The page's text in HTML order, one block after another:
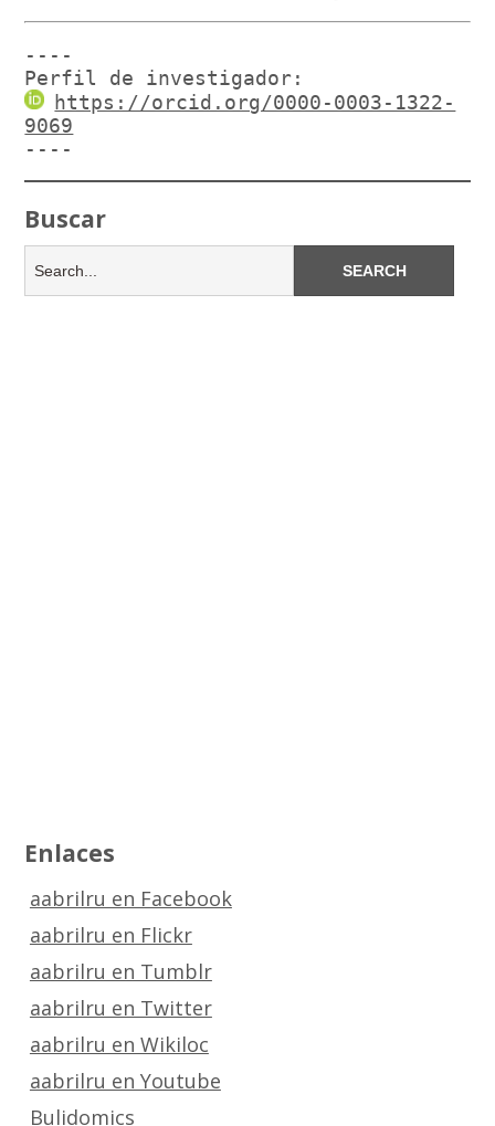
----
Perfil de investigador:
https://orcid.org/0000-0003-1322-
9069
----
Buscar
Enlaces
aabrilru en Facebook
aabrilru en Flickr
aabrilru en Tumblr
aabrilru en Twitter
aabrilru en Wikiloc
aabrilru en Youtube
Bulidomics